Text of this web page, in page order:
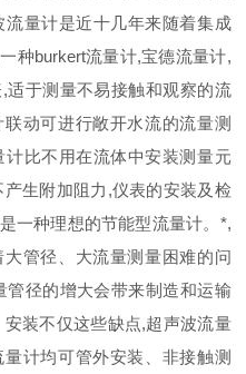
量计是近十几年来随着集成
种burkert流量计,宝德流量计,
适于测量不易接触和观察的流
动可进行敞开水流的流量测
比不用在流体中安装测量元
生附加阻力,仪表的安装及检
一种理想的节能型流量计。*,
管径、大流量测量困难的问
径的增大会带来制造和运输
安装不仅这些缺点,超声波流量
计均可管外安装、非接触测